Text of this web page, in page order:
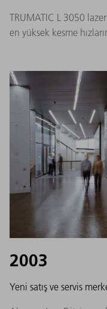
TRUMATIC L 3050
en yüksek kesme
2003
Yeni satış ve servis